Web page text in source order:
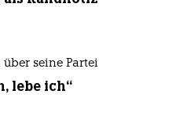
über seine Partei
lebe ich“